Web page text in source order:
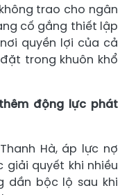
trao cho ngân
cố gắng thiết lập
quyền lợi của cả
trong khuôn khổ
động lực phát
Hà, áp lực nợ
quyết khi nhiều
dần bộc lộ sau khi